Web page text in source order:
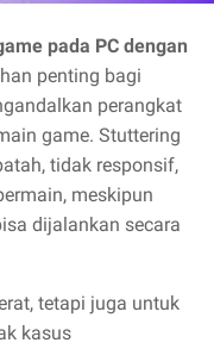
pada PC dengan
penting bagi
perangkat
game. Stuttering
tidak responsif,
meskipun
dijalankan secara
tetapi juga untuk
kasus